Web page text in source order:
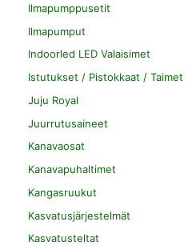
Ilmapumppusetit
Ilmapumput
Indoorled LED Valaisimet
Istutukset / Pistokkaat / Taimet
Juju Royal
Juurrutusaineet
Kanavaosat
Kanavapuhaltimet
Kangasruukut
Kasvatusjärjestelmät
Kasvatusteltat